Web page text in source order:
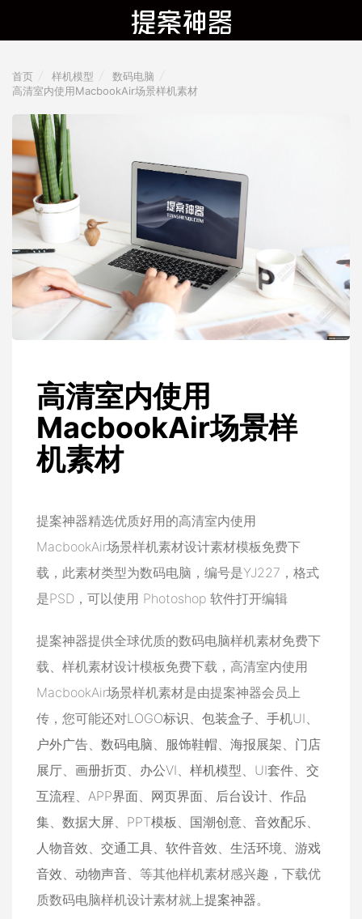
首页 样机模型
数码电脑
高清室内使用MacbookAir场景样机素材
高清室内使用
MacbookAir场景样
机素材
提案神器精选优质好用的高清室内使用
MacbookAir场景样机素材设计素材模板免费下
载，此素材类型为数码电脑，编号是YJ227，格式
是PSD，可以使用 Photoshop 软件打开编辑
提案神器提供全球优质的数码电脑样机素材免费下
载、样机素材设计模板免费下载，高清室内使用
MacbookAir场景样机素材是由提案神器会员上
传，您可能还对LOGO标识 包装盒子 手机UI
户外广告
数码电脑 服饰鞋帽 海报展架
门店
展厅
画册折页 办公VI 样机模型 UI套件
交
互流程
APP界面 网页界面 后台设计
作品
集
数据大屏 PPT模板 国潮创意 音效配乐
人物音效
交通工具 软件音效 生活环境
游戏
音效
动物声音 、等其他样机素材感兴趣，下载优
质数码电脑样机设计素材就上提案神器。